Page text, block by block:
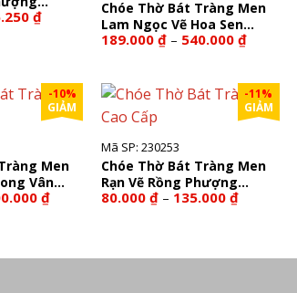
₫Khoảng
236.250 ₫
Chóe Thờ Bát Tràng Men
Lam Ngọc Vẽ Hoa Sen
230235
189.000 ₫ – 540.000 ₫Khoảng
đến
540.000 ₫
-10%
GIẢM
Men
Vân
₫Khoảng
900.000 ₫
-11%
GIẢM
Mã SP: 230253
Chóe Thờ Bát Tràng Men
Rạn Vẽ Rồng Phượng
230253
80.000 ₫ – 135.000 ₫Khoảng
giá:
135.000 ₫